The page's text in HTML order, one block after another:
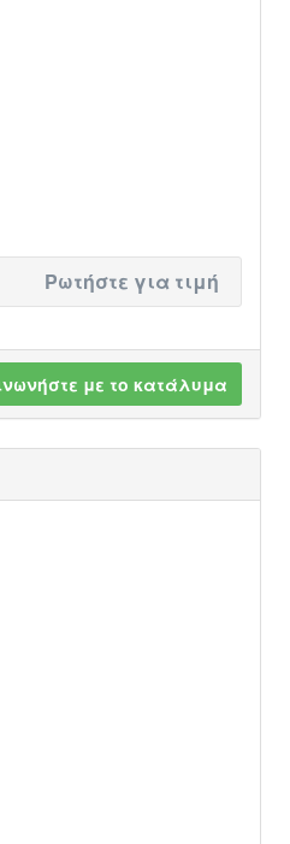
Ρωτήστε για τιμή
με το κατάλυμα